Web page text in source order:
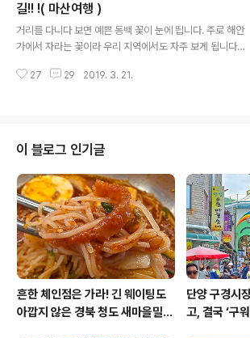
인파는 어쩔수가 없습니다. ▼ 경화역 공원 입구 ▼ 경화역
입구부터 길게 늘어서 있는 인파들.... 입구에서 부터 보이
는 엄청난 인파에 잠시 놀랬지만, 철길로 들어섰습니다. 경
기차전시관 역할을 하죠. 하지만 군항제 기간에는 관람객
길!! !( 마산여행 )
거리를 다니다 보면 예쁜 동백 꽃이 눈에 띕니다. 주로 해안
가에서 자라는 꽃이라 우리 지역에서도 자주 보게 됩니다.
네요^^ 이미 거제나 통영의 동백꽃 군락지는 붉은 장관을
아니지만 도로 양쪽으로 길게 늘어서 있는 동백나무가 아
주 인상적인 곳입니다. 따뜻한 봄 햇볕과 함께 가포 동백길
로 드라이브에 나섰습니다. 도로변에 서있는 동백나무에
활짝핀 붉은 동백꽃이 아름다웠습니다. 예쁜 동백꽃을 즐
기고 싶은데, 차량들이 많은 탓에 주차가 어렵습니다. 그래
서 창원요양병원 4주차장에 잠시 주..
27 29 2019. 3. 21.
이 블로그 인기글
흔한 체인점은 가라! 긴 웨이팅도
아깝지 않은 경북 청도 새마을밀
단양 구경시
고, 결국 ‘구